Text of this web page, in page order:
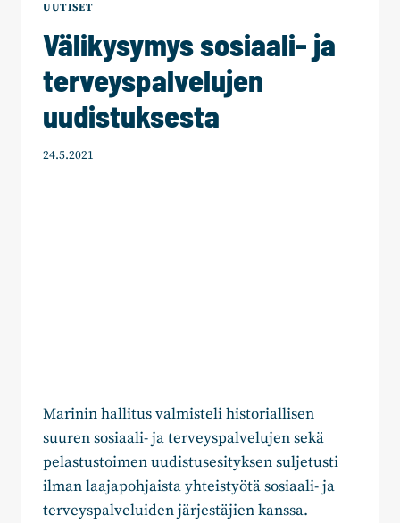
UUTISET
Välikysymys sosiaali- ja
terveyspalvelujen
uudistuksesta
24.5.2021
Marinin hallitus valmisteli historiallisen
suuren sosiaali- ja terveyspalvelujen sekä
pelastustoimen uudistusesityksen suljetusti
ilman laajapohjaista yhteistyötä sosiaali- ja
terveyspalveluiden järjestäjien kanssa.